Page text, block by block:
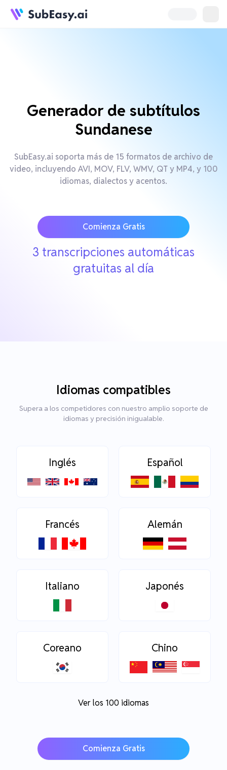
Generador de subtítulos
Sundanese
SubEasy.ai soporta más de 15 formatos de archivo de
video, incluyendo AVI, MOV, FLV, WMV, QT y MP4, y 100
idiomas, dialectos y acentos.
Comienza Gratis
3 transcripciones automáticas
gratuitas al día
Idiomas compatibles
Supera a los competidores con nuestro amplio soporte de
idiomas y precisión inigualable.
Inglés Español
Francés Alemán
Italiano Japonés
Coreano Chino
Ver los 100 idiomas
Comienza Gratis